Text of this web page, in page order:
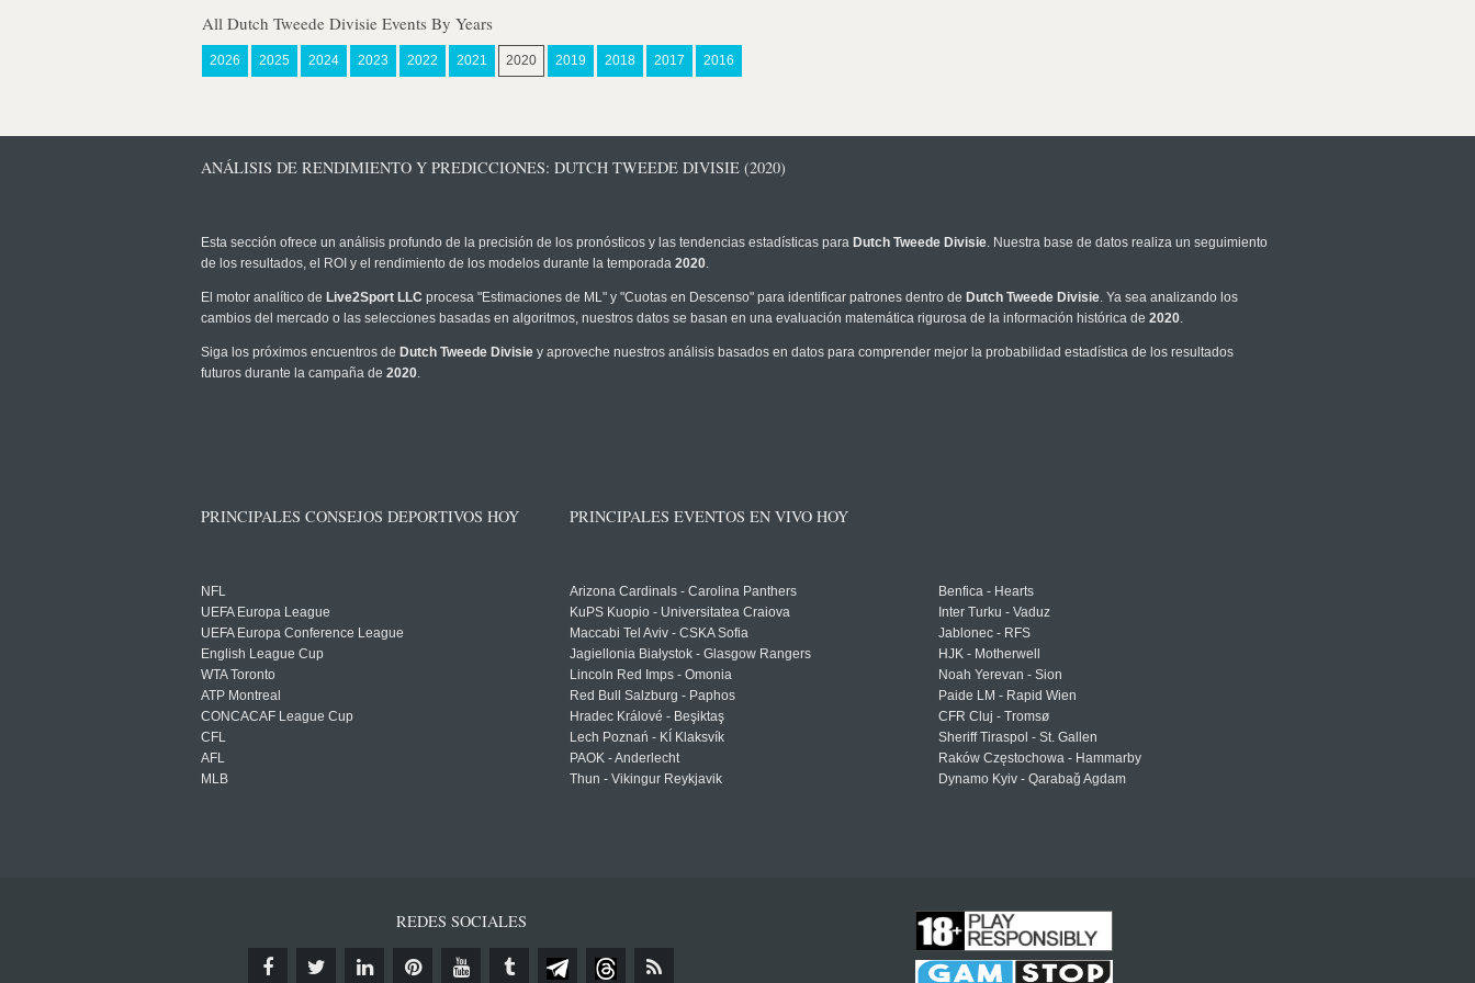
All Dutch Tweede Divisie Events By Years
2026 2025 2024 2023 2022 2021 2020 2019 2018 2017 2016
ANÁLISIS DE RENDIMIENTO Y PREDICCIONES: DUTCH TWEEDE DIVISIE (2020)
Esta sección ofrece un análisis profundo de la precisión de los pronósticos y las tendencias estadísticas para Dutch Tweede Divisie. Nuestra base de datos realiza un seguimiento
de los resultados, el ROI y el rendimiento de los modelos durante la temporada 2020.
El motor analítico de Live2Sport LLC procesa "Estimaciones de ML" y "Cuotas en Descenso" para identificar patrones dentro de Dutch Tweede Divisie. Ya sea analizando los
cambios del mercado o las selecciones basadas en algoritmos, nuestros datos se basan en una evaluación matemática rigurosa de la información histórica de 2020.
Siga los próximos encuentros de Dutch Tweede Divisie y aproveche nuestros análisis basados en datos para comprender mejor la probabilidad estadística de los resultados
futuros durante la campaña de 2020.
PRINCIPALES CONSEJOS DEPORTIVOS HOY
NFL
UEFA Europa League
UEFA Europa Conference League
English League Cup
WTA Toronto
ATP Montreal
CONCACAF League Cup
CFL
AFL
MLB
PRINCIPALES EVENTOS EN VIVO HOY
Arizona Cardinals - Carolina Panthers
KuPS Kuopio - Universitatea Craiova
Maccabi Tel Aviv - CSKA Sofia
Jagiellonia Białystok - Glasgow Rangers
Lincoln Red Imps - Omonia
Red Bull Salzburg - Paphos
Hradec Králové - Beşiktaş
Lech Poznań - KÍ Klaksvík
PAOK - Anderlecht
Thun - Vikingur Reykjavik
Benfica - Hearts
Inter Turku - Vaduz
Jablonec - RFS
HJK - Motherwell
Noah Yerevan - Sion
Paide LM - Rapid Wien
CFR Cluj - Tromsø
Sheriff Tiraspol - St. Gallen
Raków Częstochowa - Hammarby
Dynamo Kyiv - Qarabağ Agdam
REDES SOCIALES